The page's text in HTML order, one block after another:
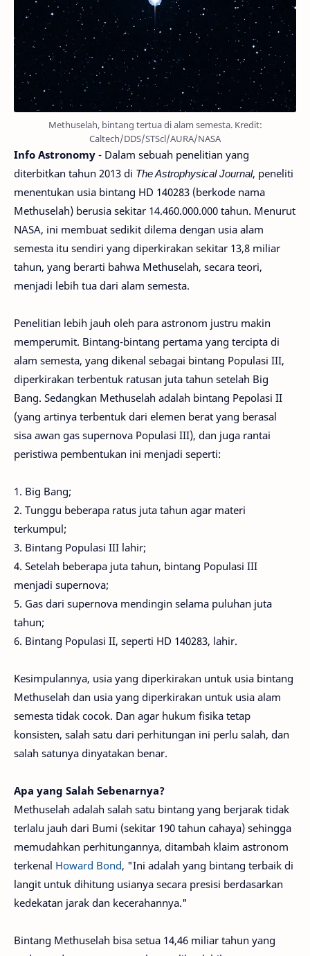
Methuselah, bintang tertua di alam semesta. Kredit:
Caltech/DDS/STScl/AURA/NASA
Info Astronomy - Dalam sebuah penelitian yang
diterbitkan tahun 2013 di The Astrophysical Journal, peneliti
menentukan usia bintang HD 140283 (berkode nama
Methuselah) berusia sekitar 14.460.000.000 tahun. Menurut
NASA, ini membuat sedikit dilema dengan usia alam
semesta itu sendiri yang diperkirakan sekitar 13,8 miliar
tahun, yang berarti bahwa Methuselah, secara teori,
menjadi lebih tua dari alam semesta.
Penelitian lebih jauh oleh para astronom justru makin
memperumit. Bintang-bintang pertama yang tercipta di
alam semesta, yang dikenal sebagai bintang Populasi III,
diperkirakan terbentuk ratusan juta tahun setelah Big
Bang. Sedangkan Methuselah adalah bintang Pepolasi II
(yang artinya terbentuk dari elemen berat yang berasal
sisa awan gas supernova Populasi III), dan juga rantai
peristiwa pembentukan ini menjadi seperti:
1. Big Bang;
2. Tunggu beberapa ratus juta tahun agar materi
terkumpul;
3. Bintang Populasi III lahir;
4. Setelah beberapa juta tahun, bintang Populasi III
menjadi supernova;
5. Gas dari supernova mendingin selama puluhan juta
tahun;
6. Bintang Populasi II, seperti HD 140283, lahir.
Kesimpulannya, usia yang diperkirakan untuk usia bintang
Methuselah dan usia yang diperkirakan untuk usia alam
semesta tidak cocok. Dan agar hukum fisika tetap
konsisten, salah satu dari perhitungan ini perlu salah, dan
salah satunya dinyatakan benar.
Apa yang Salah Sebenarnya?
Methuselah adalah salah satu bintang yang berjarak tidak
terlalu jauh dari Bumi (sekitar 190 tahun cahaya) sehingga
memudahkan perhitungannya, ditambah klaim astronom
terkenal Howard Bond, "Ini adalah yang bintang terbaik di
langit untuk dihitung usianya secara presisi berdasarkan
kedekatan jarak dan kecerahannya."
Bintang Methuselah bisa setua 14,46 miliar tahun yang